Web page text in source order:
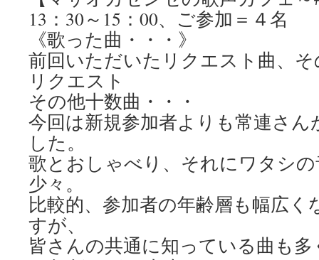
13：30～15：00、ご参加＝４名
《歌った曲・・・》
前回いただいたリクエスト曲、
リクエスト
その他十数曲・・・
今回は新規参加者よりも常連さ
した。
歌とおしゃべり、それにワタシ
少々。
比較的、参加者の年齢層も幅広
すが、
皆さんの共通に知っている曲も